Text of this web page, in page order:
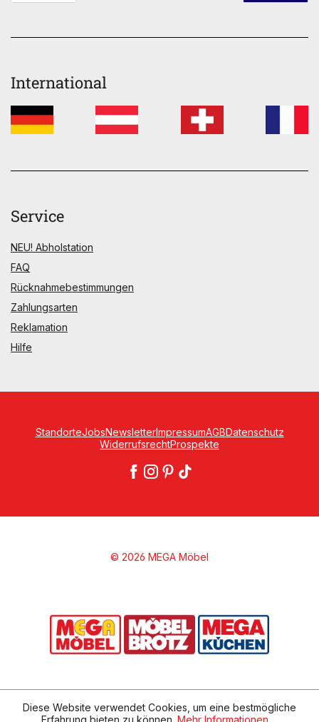
International
Service
NEU! Abholstation
FAQ
Rücknahmebestimmungen
Zahlungsarten
Reklamation
Hilfe
StandorteJobsNewsletterImpressumAGBDatenschutz
WiderrufsrechtProspekte
© 2026 MEGA Möbel
Diese Website verwendet Cookies, um eine bestmögliche
Erfahrung bieten zu können. Mehr Informationen ...